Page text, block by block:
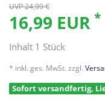
UVP 24,99 €
16,99 EUR *
Inhalt 1 Stück
* inkl. ges. MwSt. zzgl.
Sofort versandfertig,